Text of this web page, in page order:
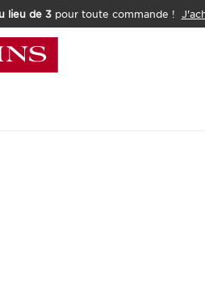
lieu de 3pour toute commande !